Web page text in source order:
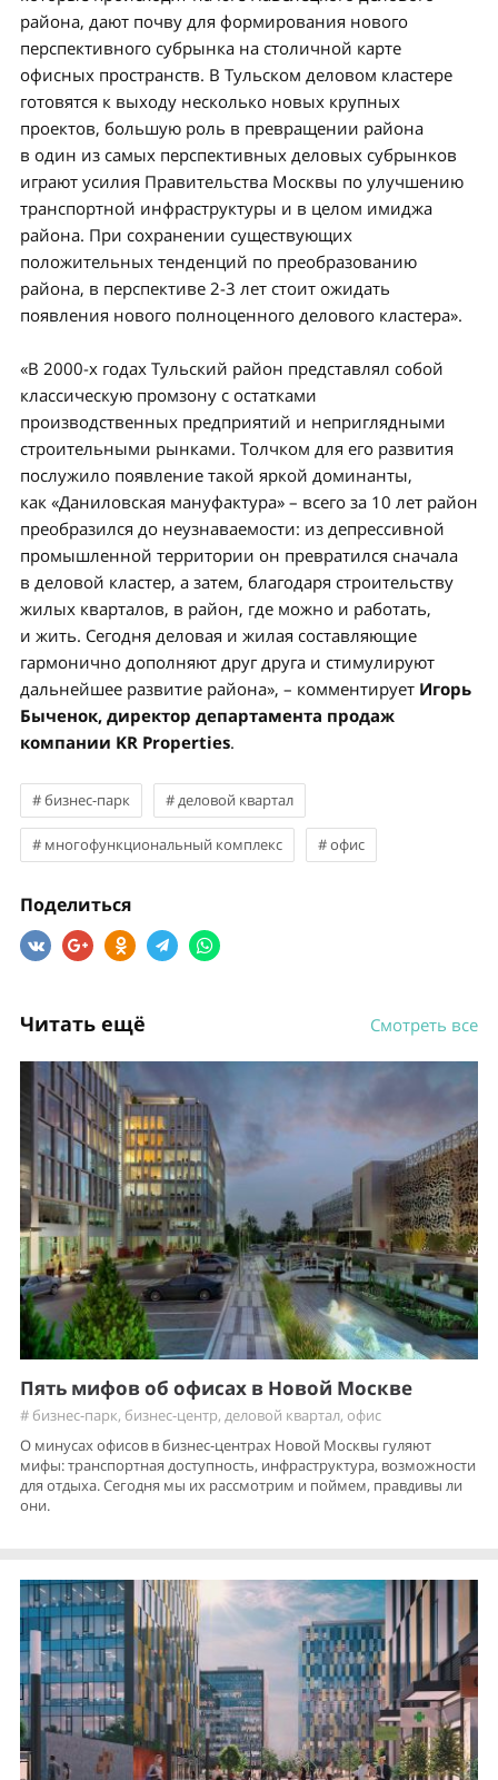
района, дают почву для формирования нового
перспективного субрынка на столичной карте
офисных пространств. В Тульском деловом кластере
готовятся к выходу несколько новых крупных
проектов, большую роль в превращении района
в один из самых перспективных деловых субрынков
играют усилия Правительства Москвы по улучшению
транспортной инфраструктуры и в целом имиджа
района. При сохранении существующих
положительных тенденций по преобразованию
района, в перспективе 2-3 лет стоит ожидать
появления нового полноценного делового кластера».
«В 2000-х годах Тульский район представлял собой
классическую промзону с остатками
производственных предприятий и неприглядными
строительными рынками. Толчком для его развития
послужило появление такой яркой доминанты,
как «Даниловская мануфактура» – всего за 10 лет район
преобразился до неузнаваемости: из депрессивной
промышленной территории он превратился сначала
в деловой кластер, а затем, благодаря строительству
жилых кварталов, в район, где можно и работать,
и жить. Сегодня деловая и жилая составляющие
гармонично дополняют друг друга и стимулируют
дальнейшее развитие района», – комментирует Игорь
Быченок, директор департамента продаж
компании KR Properties.
#бизнес-парк #деловой квартал
# многофункциональный комплекс #офис
Поделиться
Читать ещё Смотреть все
Пять мифов об офисах в Новой Москве
# бизнес-парк, бизнес-центр, деловой квартал, офис
О минусах офисов в бизнес-центрах Новой Москвы гуляют
мифы: транспортная доступность, инфраструктура, возможности
для отдыха. Сегодня мы их рассмотрим и поймем, правдивы ли
они.